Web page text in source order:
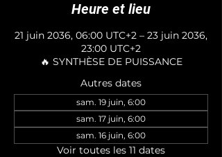
Heure et lieu
21 juin 2036, 06:00 UTC+2 – 23 juin 2036,
23:00 UTC+2
🔥 SYNTHÈSE DE PUISSANCE
Autres dates
sam. 19 juin, 6:00
sam. 17 juin, 6:00
sam. 16 juin, 6:00
Voir toutes les 11 dates